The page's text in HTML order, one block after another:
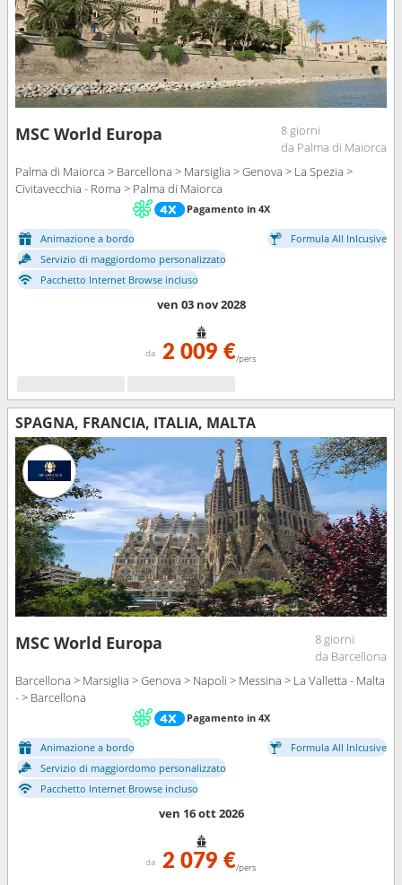
MSC World Europa
8 giorni
da Palma di Maiorca
Palma di Maiorca > Barcellona > Marsiglia > Genova > La Spezia >
Civitavecchia - Roma > Palma di Maiorca
Pagamento in 4X
Animazione a bordo
Formula All Inlcusive
Servizio di maggiordomo personalizzato
Pacchetto Internet Browse incluso
ven 03 nov 2028
da 2 009 €/pers
SPAGNA, FRANCIA, ITALIA, MALTA
MSC World Europa
8 giorni
da Barcellona
Barcellona > Marsiglia > Genova > Napoli > Messina > La Valletta - Malta
- > Barcellona
Pagamento in 4X
Animazione a bordo
Formula All Inlcusive
Servizio di maggiordomo personalizzato
Pacchetto Internet Browse incluso
ven 16 ott 2026
da 2 079 €/pers